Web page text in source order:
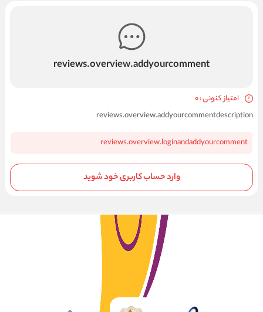
reviews.overview.addyourcomment
امتیاز کنونی : 0
reviews.overview.addyourcommentdescription
reviews.overview.loginandaddyourcomment
وارد حساب کاربری خود شوید